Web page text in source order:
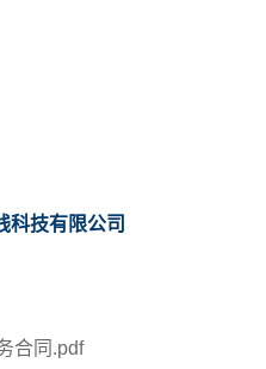
科技有限公司
合同.pdf